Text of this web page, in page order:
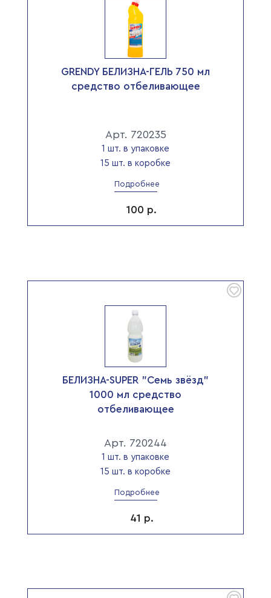
GRENDY БЕЛИЗНА-ГЕЛЬ 750 мл
средство отбеливающее
Арт. 720235
1 шт. в упаковке
15 шт. в коробке
Подробнее
100 р.
БЕЛИЗНА-SUPER "Семь звёзд"
1000 мл средство
отбеливающее
Арт. 720244
1 шт. в упаковке
15 шт. в коробке
Подробнее
41 р.